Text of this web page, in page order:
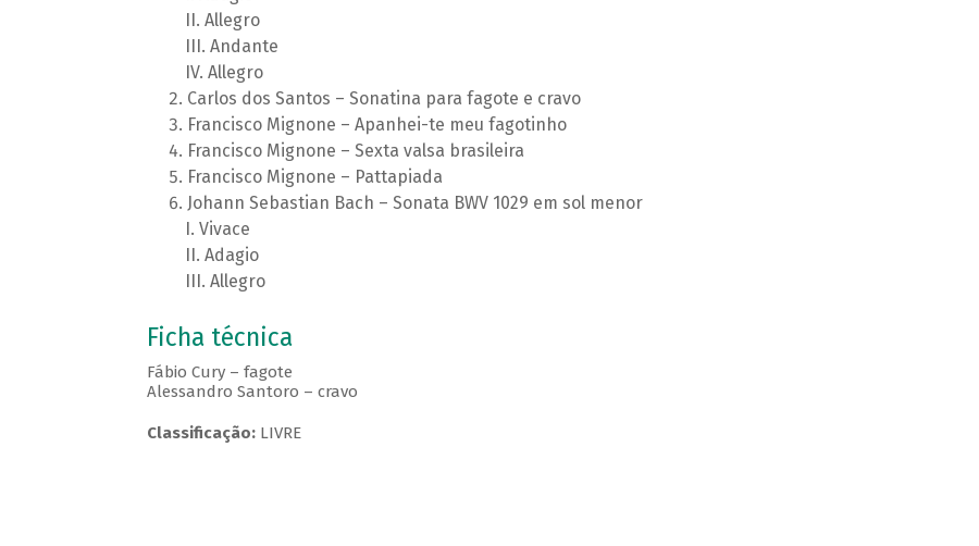
Allegro
Andante
Allegro
Carlos dos Santos – Sonatina para fagote e cravo
Francisco Mignone – Apanhei-te meu fagotinho
Francisco Mignone – Sexta valsa brasileira
Francisco Mignone – Pattapiada
Johann Sebastian Bach – Sonata BWV 1029 em sol menor
Vivace
Adagio
Allegro
Ficha técnica
Fábio Cury – fagote
Alessandro Santoro – cravo
Classificação:LIVRE